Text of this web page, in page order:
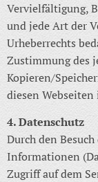
Vervielfältigung,
und jede Art der
Urheberrechts
Zustimmung des
Kopieren/
diesen
4. Datenschutz
Durch den
Informationen
Zugriff auf dem